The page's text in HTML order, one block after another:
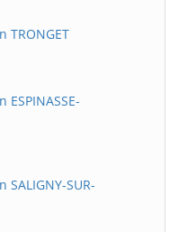
TRONGET
SUR-